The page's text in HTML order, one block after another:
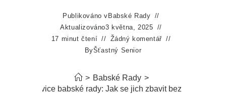
Publikováno v Babské Rady
Aktualizováno3 května, 2025
17 minut čtení
Žádný komentář
ByŠťastný Senior
> Babské Rady >
Bradavice babské rady: Jak se jich zbavit bez bolesti